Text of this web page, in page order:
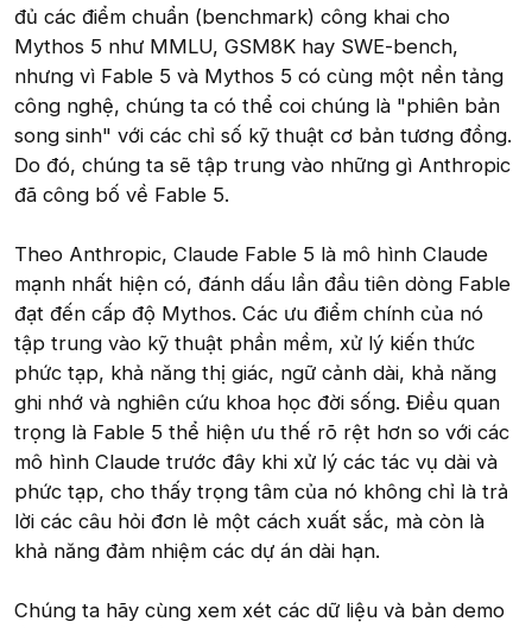
đủ các điểm chuẩn (benchmark) công khai cho
Mythos 5 như MMLU, GSM8K hay SWE-bench,
nhưng vì Fable 5 và Mythos 5 có cùng một nền tảng
công nghệ, chúng ta có thể coi chúng là "phiên bản
song sinh" với các chỉ số kỹ thuật cơ bản tương đồng.
Do đó, chúng ta sẽ tập trung vào những gì Anthropic
đã công bố về Fable 5.
Theo Anthropic, Claude Fable 5 là mô hình Claude
mạnh nhất hiện có, đánh dấu lần đầu tiên dòng Fable
đạt đến cấp độ Mythos. Các ưu điểm chính của nó
tập trung vào kỹ thuật phần mềm, xử lý kiến thức
phức tạp, khả năng thị giác, ngữ cảnh dài, khả năng
ghi nhớ và nghiên cứu khoa học đời sống. Điều quan
trọng là Fable 5 thể hiện ưu thế rõ rệt hơn so với các
mô hình Claude trước đây khi xử lý các tác vụ dài và
phức tạp, cho thấy trọng tâm của nó không chỉ là trả
lời các câu hỏi đơn lẻ một cách xuất sắc, mà còn là
khả năng đảm nhiệm các dự án dài hạn.
Chúng ta hãy cùng xem xét các dữ liệu và bản demo